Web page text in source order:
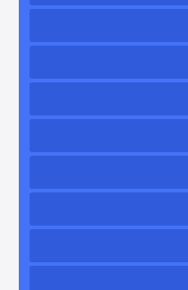
منتشر شد